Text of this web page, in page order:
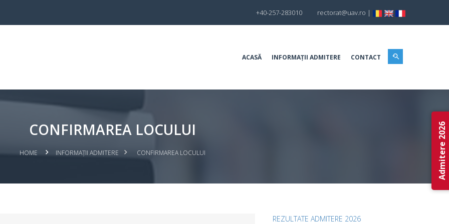
+40-257-283010 rectorat@uav.ro |
ACASĂ INFORMAȚII ADMITERE CONTACT
CONFIRMAREA LOCULUI
HOME INFORMAȚII ADMITERE CONFIRMAREA LOCULUI
REZULTATE ADMITERE 2026
Admitere 2026